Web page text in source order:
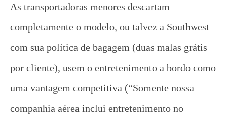
As transportadoras menores descartam
completamente o modelo, ou talvez a Southwest
com sua política de bagagem (duas malas grátis
por cliente), usem o entretenimento a bordo como
uma vantagem competitiva (“Somente nossa
companhia aérea inclui entretenimento no